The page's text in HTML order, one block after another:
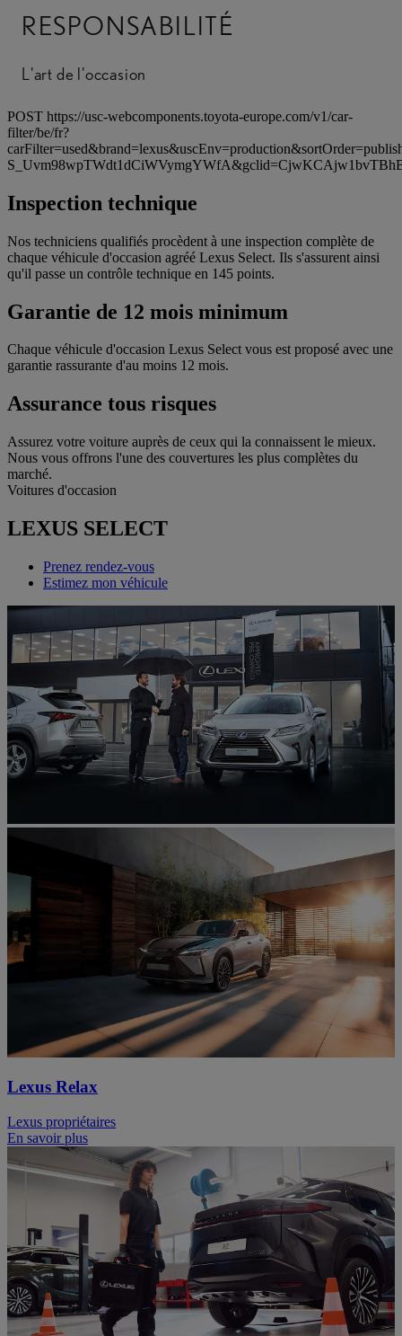
RESPONSABILITÉ
L'art de l'occasion
POST https://usc-webcomponents.toyota-europe.com/v1/car-
filter/be/fr?
Inspection technique
Nos techniciens qualifiés procèdent à une inspection complète de
chaque véhicule d'occasion agréé Lexus Select. Ils s'assurent ainsi
qu'il passe un contrôle technique en 145 points.
Garantie de 12 mois minimum
Chaque véhicule d'occasion Lexus Select vous est proposé avec une
garantie rassurante d'au moins 12 mois.
Assurance tous risques
Assurez votre voiture auprès de ceux qui la connaissent le mieux.
Nous vous offrons l'une des couvertures les plus complètes du
marché.
Voitures d'occasion
LEXUS SELECT
Prenez rendez-vous
Estimez mon véhicule
Lexus Relax
Lexus propriétaires
En savoir plus